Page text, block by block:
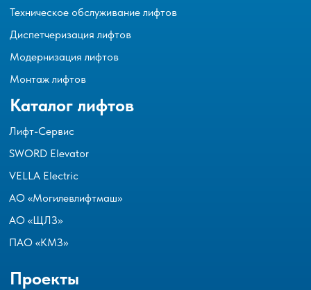
Каталог лифтов
Проекты
Техническое обслуживание лифтов
Диспетчеризация лифтов
Модернизация лифтов
Монтаж лифтов
Лифт-Сервис
SWORD Elevator
АО «Могилевлифтмаш»
АО «ЩЛЗ»
ПАО «КМЗ»
VELLA Electric